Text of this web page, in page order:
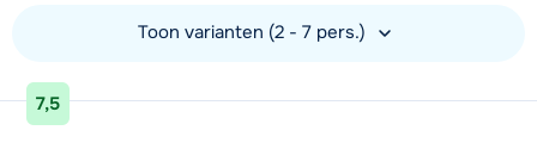
Toon varianten (2 - 7 pers.)
Bekijk accommodatie
7,5